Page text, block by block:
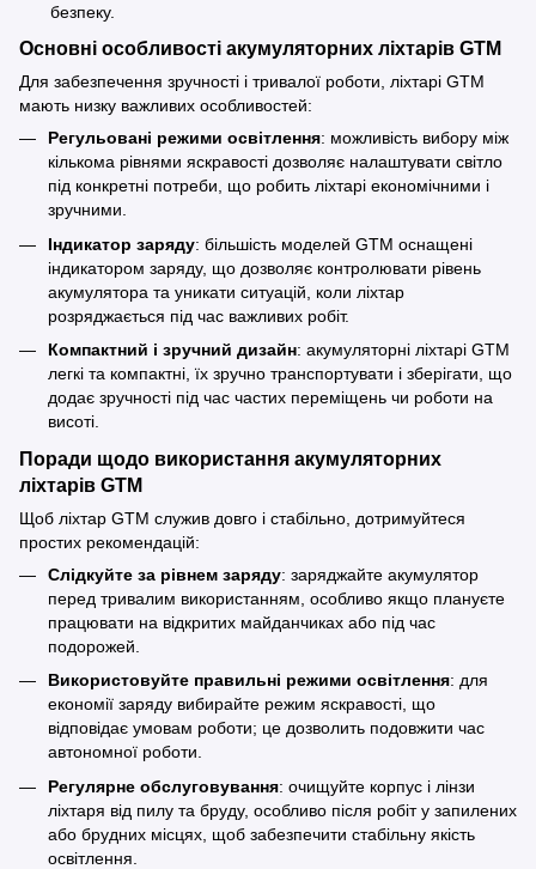
безпеку.
Основні особливості акумуляторних ліхтарів GTM
Для забезпечення зручності і тривалої роботи, ліхтарі GTM
мають низку важливих особливостей:
Регульовані режими освітлення: можливість вибору між
кількома рівнями яскравості дозволяє налаштувати світло
під конкретні потреби, що робить ліхтарі економічними і
зручними.
Індикатор заряду: більшість моделей GTM оснащені
індикатором заряду, що дозволяє контролювати рівень
акумулятора та уникати ситуацій, коли ліхтар
розряджається під час важливих робіт.
Компактний і зручний дизайн: акумуляторні ліхтарі GTM
легкі та компактні, їх зручно транспортувати і зберігати, що
додає зручності під час частих переміщень чи роботи на
висоті.
Поради щодо використання акумуляторних
ліхтарів GTM
Щоб ліхтар GTM служив довго і стабільно, дотримуйтеся
простих рекомендацій:
Слідкуйте за рівнем заряду: заряджайте акумулятор
перед тривалим використанням, особливо якщо плануєте
працювати на відкритих майданчиках або під час
подорожей.
Використовуйте правильні режими освітлення: для
економії заряду вибирайте режим яскравості, що
відповідає умовам роботи; це дозволить подовжити час
автономної роботи.
Регулярне обслуговування: очищуйте корпус і лінзи
ліхтаря від пилу та бруду, особливо після робіт у запилених
або брудних місцях, щоб забезпечити стабільну якість
освітлення.